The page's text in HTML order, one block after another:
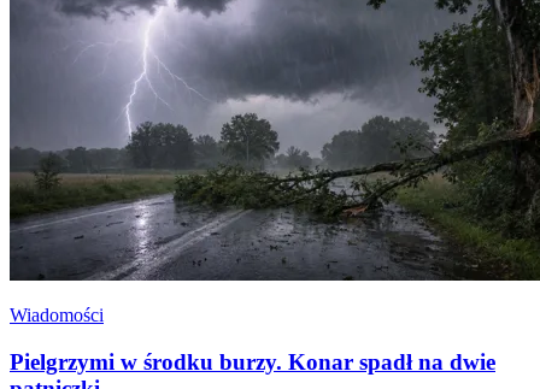
Wiadomości
Pielgrzymi w środku burzy. Konar spadł na dwie